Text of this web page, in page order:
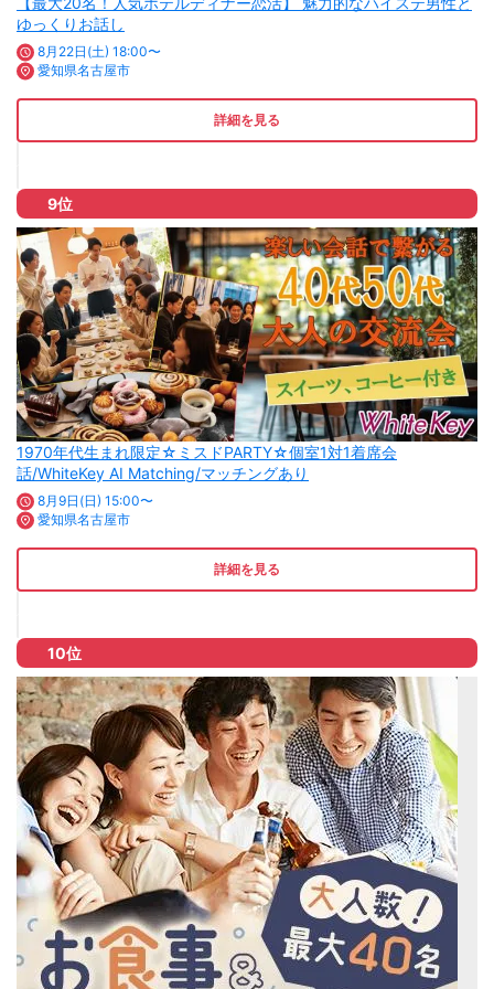
ゆっくりお話し
8月22日(土) 18:00〜
愛知県名古屋市
詳細を見る
9位
1970年代生まれ限定☆ミスドPARTY☆個室1対1着席会
話/WhiteKey AI Matching/マッチングあり
8月9日(日) 15:00〜
愛知県名古屋市
詳細を見る
10位